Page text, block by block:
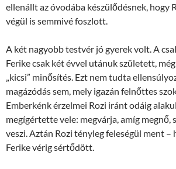
ellenállt az óvodába készülődésnek, hogy
végül is semmivé foszlott.
A két nagyobb testvér jó gyerek volt. A
Ferike csak két évvel utánuk született,
„kicsi” minősítés. Ezt nem tudta
magázódás sem, mely igazán felnőttes
Emberkénk érzelmei Rozi iránt odáig
megígértette vele: megvárja, amíg megnő,
veszi. Aztán Rozi tényleg feleségül ment –
Ferike vérig sértődött.